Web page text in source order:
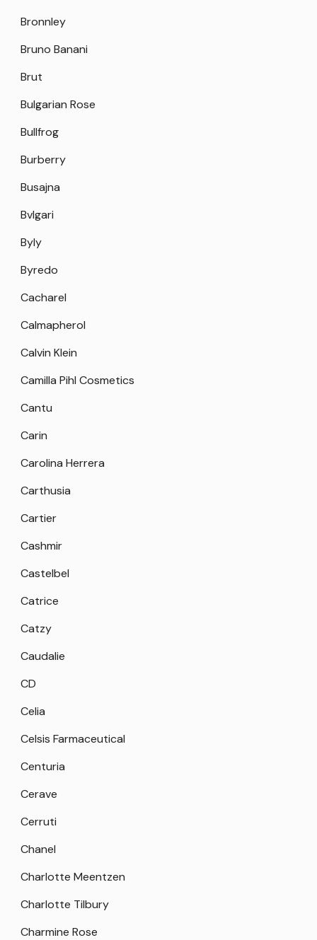
Bronnley
Bruno Banani
Brut
Bulgarian Rose
Bullfrog
Burberry
Busajna
Bvlgari
Byly
Byredo
Cacharel
Calmapherol
Calvin Klein
Camilla Pihl Cosmetics
Cantu
Carin
Carolina Herrera
Carthusia
Cartier
Cashmir
Castelbel
Catrice
Catzy
Caudalie
CD
Celia
Celsis Farmaceutical
Centuria
Cerave
Cerruti
Chanel
Charlotte Meentzen
Charlotte Tilbury
Charmine Rose